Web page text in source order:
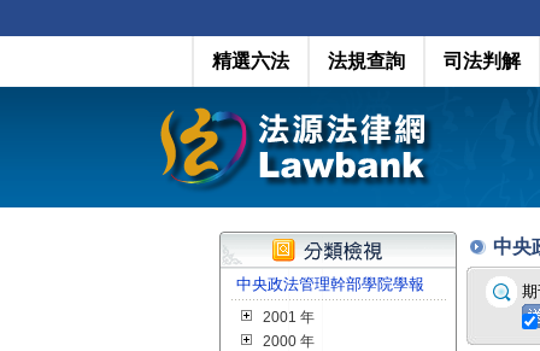
精選六法 法規查詢 司法判解
中央政法管理幹部學院學報
2001 年
2000 年
中央